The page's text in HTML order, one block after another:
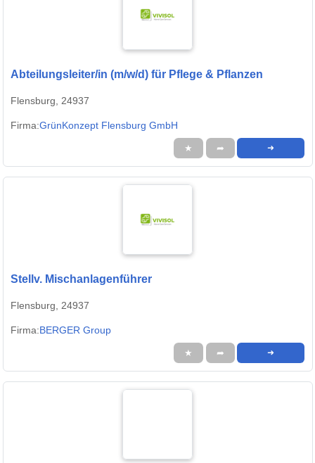
Abteilungsleiter/in (m/w/d) für Pflege & Pflanzen
Flensburg, 24937
Firma:GrünKonzept Flensburg GmbH
★ ➦ ➜
Stellv. Mischanlagenführer
Flensburg, 24937
Firma:BERGER Group
★ ➦ ➜